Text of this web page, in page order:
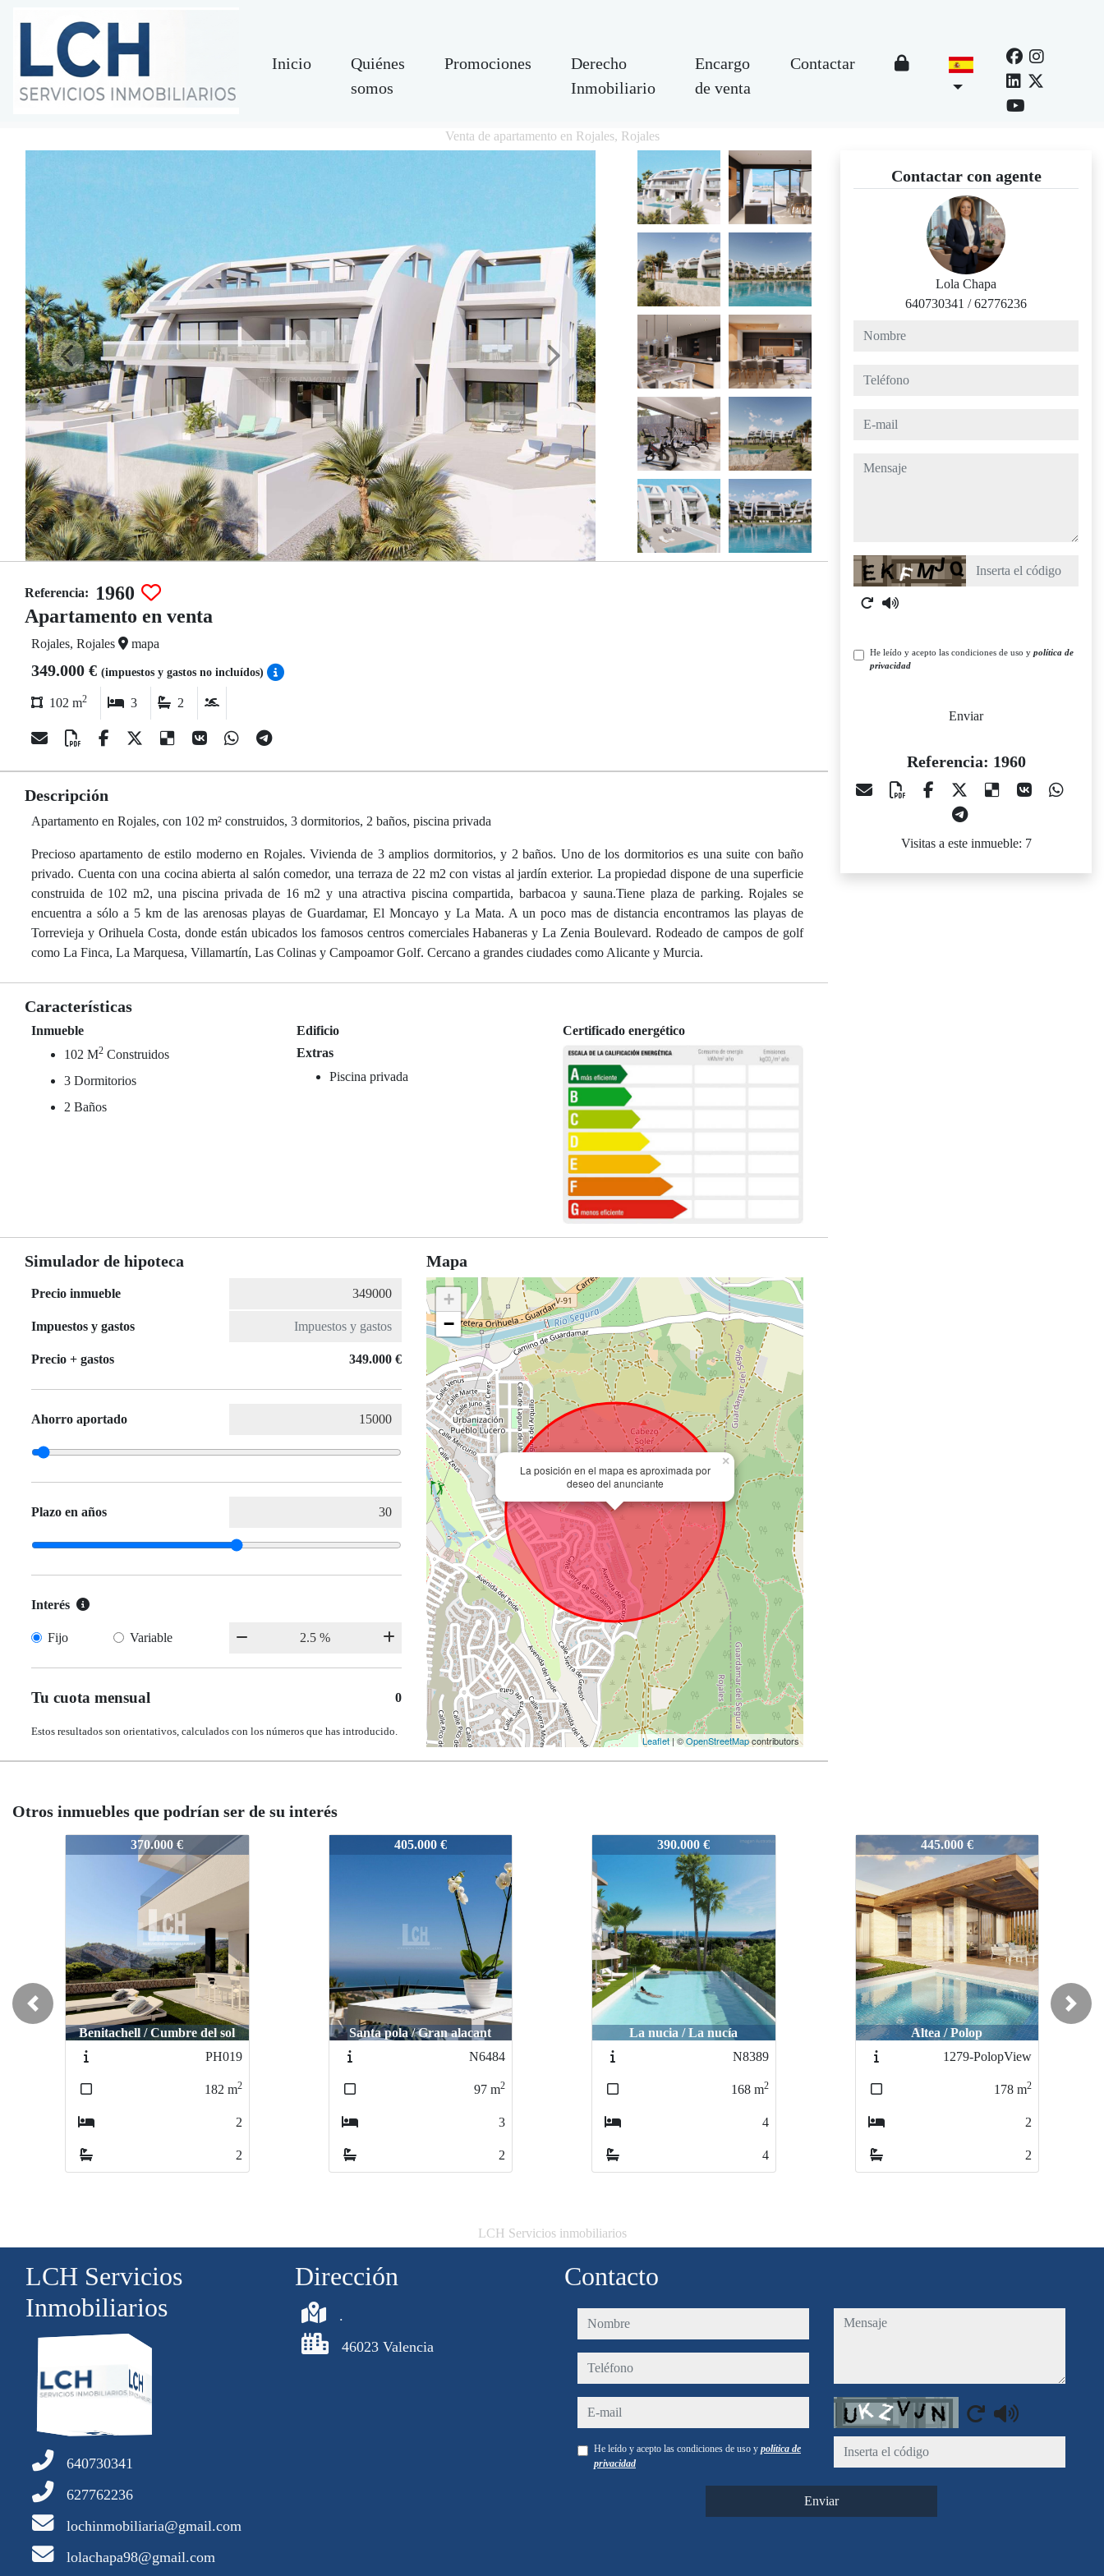
Inicio
Quiénes
somos
Promociones
Derecho
Inmobiliario
Encargo
de venta
Contactar
Venta de apartamento en Rojales, Rojales
Referencia:
1960
Apartamento en venta
Rojales, Rojales mapa
349.000 € (impuestos y gastos no incluídos)
102 m2 3 2
Descripción
Apartamento en Rojales, con 102 m² construidos, 3 dormitorios, 2 baños, piscina privada
Precioso apartamento de estilo moderno en Rojales. Vivienda de 3 amplios dormitorios, y 2 baños. Uno de los dormitorios es una suite con baño
privado. Cuenta con una cocina abierta al salón comedor, una terraza de 22 m2 con vistas al jardín exterior. La propiedad dispone de una superficie
construida de 102 m2, una piscina privada de 16 m2 y una atractiva piscina compartida, barbacoa y sauna.Tiene plaza de parking. Rojales se
encuentra a sólo a 5 km de las arenosas playas de Guardamar, El Moncayo y La Mata. A un poco mas de distancia encontramos las playas de
Torrevieja y Orihuela Costa, donde están ubicados los famosos centros comerciales Habaneras y La Zenia Boulevard. Rodeado de campos de golf
como La Finca, La Marquesa, Villamartín, Las Colinas y Campoamor Golf. Cercano a grandes ciudades como Alicante y Murcia.
Características
Inmueble
102 M2 Construidos
3 Dormitorios
2 Baños
Edificio
Extras
Piscina privada
Certificado energético
Simulador de hipoteca
Precio inmueble
Impuestos y gastos
Precio + gastos 349.000 €
Ahorro aportado
Plazo en años
Interés
Fijo Variable
Tu cuota mensual 0
Estos resultados son orientativos, calculados con los números que has introducido.
Mapa
La posición en el mapa es aproximada por
deseo del anunciante
×
+
−
Leaflet | ©OpenStreetMapcontributors
Contactar con agente
Lola Chapa
640730341 /62776236
nombre
teléfono
e-mail
mensaje
Captcha
He leído y acepto las condiciones de uso y política de
privacidad
Enviar
Referencia: 1960
Visitas a este inmueble: 7
Otros inmuebles que podrían ser de su interés
405.000 €
Santa pola / Gran alacant
N6484
97 m2
3
2
390.000 €
La nucia / La nucía
N8389
168 m2
4
4
445.000 €
Altea / Polop
1279-PolopView
178 m2
2
2
1960 387.000 €
Doña pepa / Doña pepa
5556
113 m2
3
2
Previous Next
LCH Servicios inmobiliarios
LCH Servicios
Inmobiliarios
640730341
627762236
lochinmobiliaria@gmail.com
lolachapa98@gmail.com
Dirección
.
46023 Valencia
Contacto
nombre
teléfono
e-mail
He leído y acepto las condiciones de uso y política de
privacidad
mensaje
Captcha
Enviar